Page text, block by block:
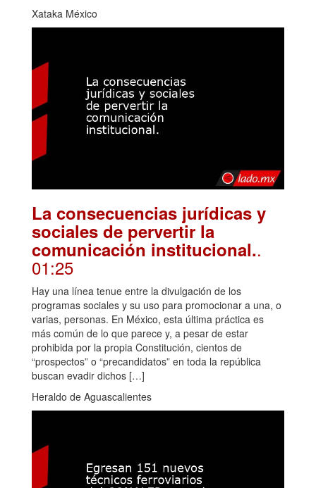
Xataka México
La consecuencias jurídicas y
sociales de pervertir la
comunicación institucional..
01:25
Hay una línea tenue entre la divulgación de los
programas sociales y su uso para promocionar a una, o
varias, personas. En México, esta última práctica es
más común de lo que parece y, a pesar de estar
prohibida por la propia Constitución, cientos de
“prospectos” o “precandidatos” en toda la república
buscan evadir dichos […]
Heraldo de Aguascalientes